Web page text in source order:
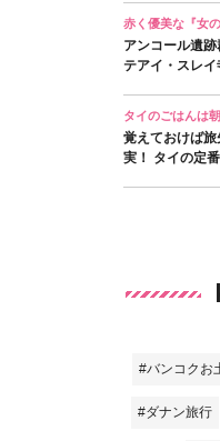
赤く優美な『女の
アンコール遺
テアイ・スレイ
タイのごはんは
覚えておけば
実！ タイの定
#バンコクお
#ダナン旅行